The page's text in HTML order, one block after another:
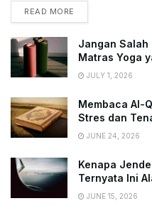
READ MORE
Jangan Salah
Matras Yoga
JULY 1, 2026
Membaca Al-
Stres dan
JUNE 24, 2026
Kenapa
Ternyata Ini
JUNE 15, 2026